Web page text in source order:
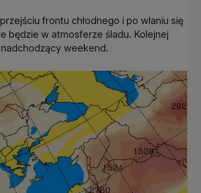
frontu chłodnego i po wlaniu się
będzie w atmosferze śladu. Kolejnej
weekend.